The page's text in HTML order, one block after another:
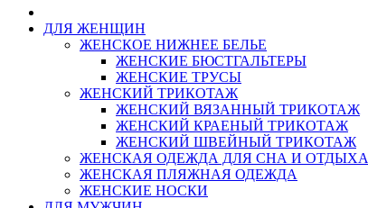
ДЛЯ ЖЕНЩИН
ЖЕНСКОЕ НИЖНЕЕ БЕЛЬЕ
ЖЕНСКИЕ БЮСТГАЛЬТЕРЫ
ЖЕНСКИЕ ТРУСЫ
ЖЕНСКИЙ ТРИКОТАЖ
ЖЕНСКИЙ ВЯЗАННЫЙ ТРИКОТАЖ
ЖЕНСКИЙ КРАЕНЫЙ ТРИКОТАЖ
ЖЕНСКИЙ ШВЕЙНЫЙ ТРИКОТАЖ
ЖЕНСКАЯ ОДЕЖДА ДЛЯ СНА И ОТДЫХА
ЖЕНСКАЯ ПЛЯЖНАЯ ОДЕЖДА
ЖЕНСКИЕ НОСКИ